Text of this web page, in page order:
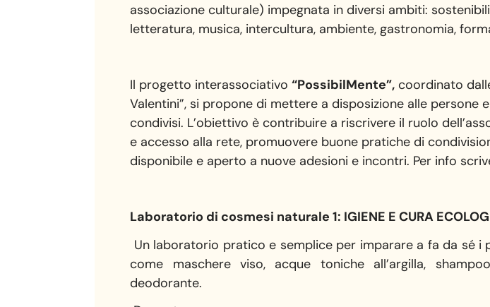
associazione culturale) impegnata in diversi ambiti:
letteratura, musica, intercultura, ambiente, gastronomia,
Il progetto interassociativo“PossibilMente”, coordinato
Valentini”, si propone di mettere a disposizione alle
condivisi. L’obiettivo è contribuire a riscrivere il ruolo
e accesso alla rete, promuovere buone pratiche di
disponibile e aperto a nuove adesioni e incontri. Per info
Laboratorio di cosmesi naturale 1: IGIENE E CURA
Un laboratorio pratico e semplice per imparare a fa da sé
come maschere viso, acque toniche all’argilla,
deodorante.